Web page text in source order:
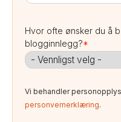
Hvor ofte ønsker du å
blogginnlegg?*
Vi behandler
personvernerklæring.